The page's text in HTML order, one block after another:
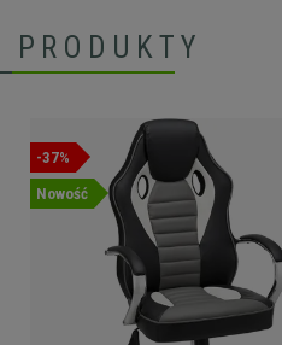
PRODUKTY
-37%
Nowość